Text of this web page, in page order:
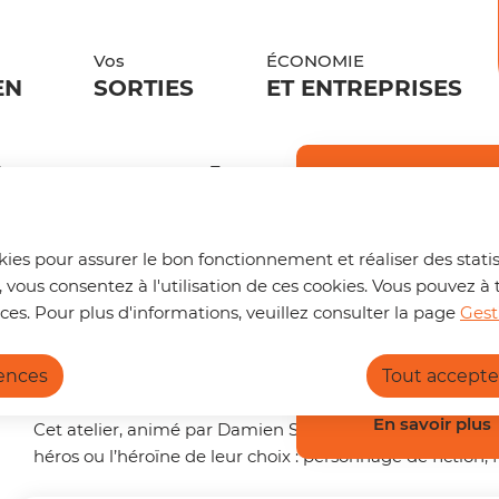
pour assurer le bon fonctionnement et réaliser des
consentez à l'utilisation de ces cookies. Vous pouvez
Pour plus d'informations, veuillez consulter la page
Tout
🚌 Vos
Un trajet à
nouvelle page
pouvez :
Calculer
Consulter
https://
En savoir plus
Vos
SORTIES
ÉCONOMIE
ET ENTREPRISES
ton héros de
de manga
Cet atelier, animé par Damien Szymczak alias «Chibi
héros ou l’héroïne de leur choix : personnage de